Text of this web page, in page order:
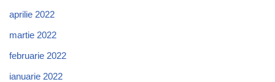
aprilie 2022
martie 2022
februarie 2022
ianuarie 2022